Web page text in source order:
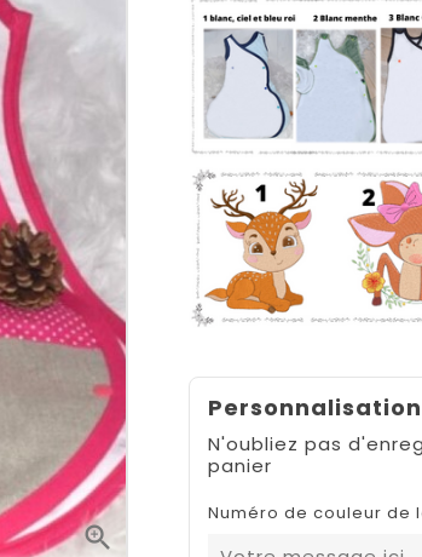

N'oubliez pas
panier
Numéro de couleur de